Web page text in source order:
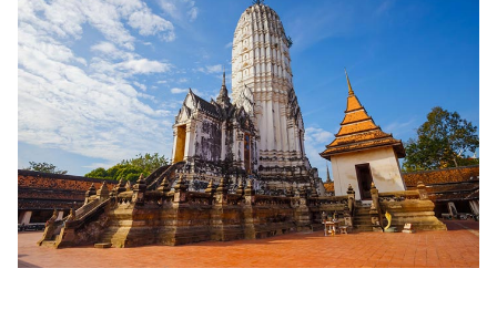
ร่วม
งาน
กับ
เรา